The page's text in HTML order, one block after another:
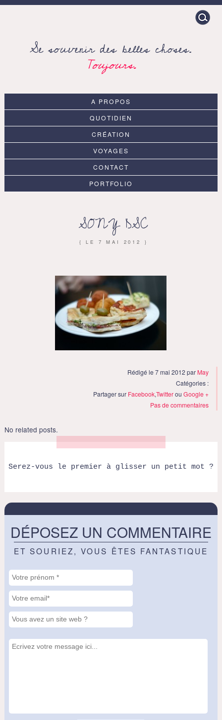
Search
for:
Se souvenir des belles choses.
Toujours.
A PROPOS
QUOTIDIEN
CRÉATION
VOYAGES
CONTACT
PORTFOLIO
SONY DSC
{ LE 7 MAI 2012 }
Rédigé le 7 mai 2012 par May
Catégories :
Partager sur Facebook,TwitterouGoogle +
Pas de commentaires
No related posts.
Serez-vous le premier à glisser un petit mot ?
DÉPOSEZ UN COMMENTAIRE
ET SOURIEZ, VOUS ÊTES FANTASTIQUE